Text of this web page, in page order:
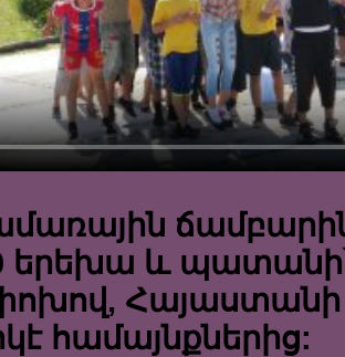
երեխա և
համայնքներից: